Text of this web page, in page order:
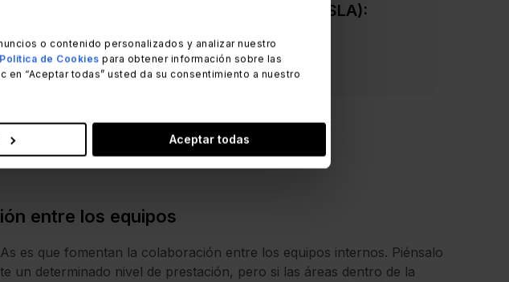
o contenido personalizados y analizar nuestro
Política de Cookies para obtener información sobre las
“Aceptar todas” usted da su consentimiento a nuestro
Aceptar todas
hacer un Acuerdo de Nivel de Servicio (SLA):
en video
Article
entre los equipos
es que fomentan la colaboración entre los equipos internos. Piénsalo
un determinado nivel de prestación, pero si las áreas dentro de la